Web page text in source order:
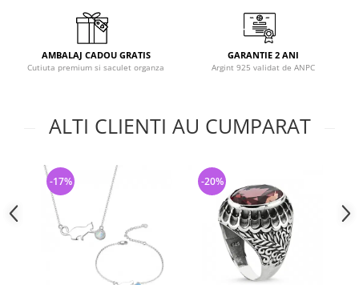
AMBALAJ CADOU GRATIS
Cutiuta premium si saculet organza
GARANTIE 2 ANI
Argint 925 validat de ANPC
ALTI CLIENTI AU CUMPARAT
-17% -20%